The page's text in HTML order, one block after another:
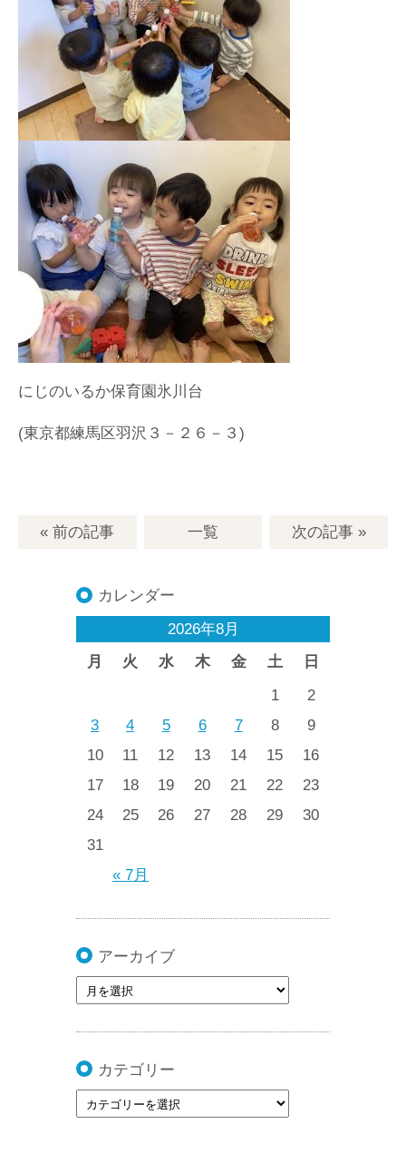
にじのいるか保育園氷川台
(東京都練馬区羽沢３－２６－３)
« 前の記事 一覧 次の記事»
カレンダー
2026年8月
月
火 水 木 金 土 日
« 7月
1
2
3
4 5 6 7 8
9
10
11 12 13 14 15
16
17
18 19 20 21 22
23
24
25 26 27 28 29
30
31
アーカイブ
カテゴリー